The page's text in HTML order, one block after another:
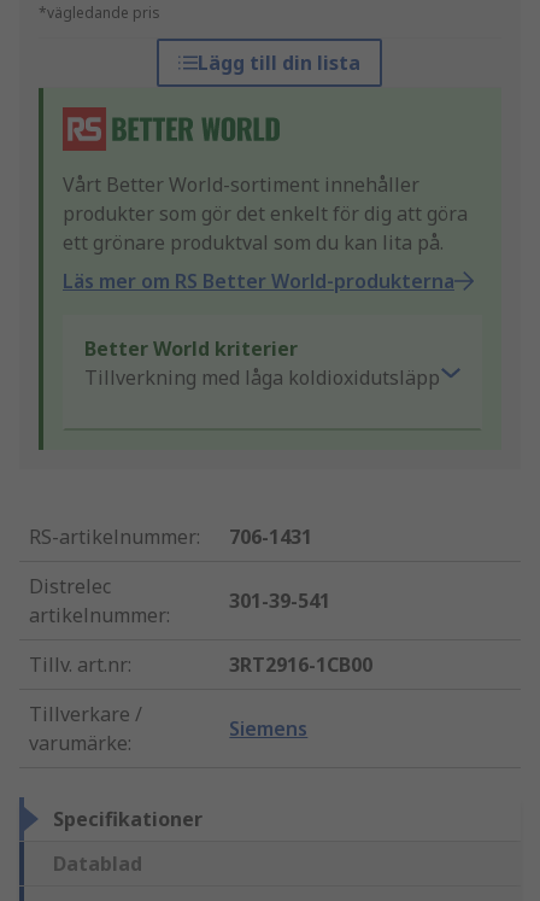
*vägledande pris
Lägg till din lista
Vårt Better World-sortiment innehåller
produkter som gör det enkelt för dig att göra
ett grönare produktval som du kan lita på.
Läs mer om RS Better World-produkterna
Better World kriterier
Tillverkning med låga koldioxidutsläpp
RS-artikelnummer:
706-1431
Distrelec
artikelnummer:
301-39-541
Tillv. art.nr:
3RT2916-1CB00
Tillverkare /
varumärke:
Siemens
Specifikationer
Datablad